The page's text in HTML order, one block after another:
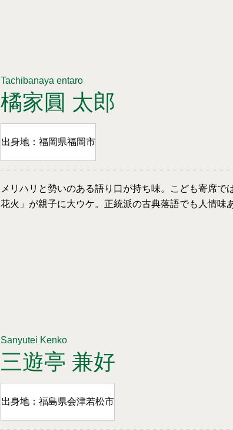
Tachibanaya entaro
橘家圓 太郎
出身地：福岡県福岡市
メリハリと勢いのある語り口が持ち味。こども寄席で
花火」が親子に大ウケ。正統派の古典落語でも人情味
Sanyutei Kenko
三遊亭 兼好
出身地：福島県会津若松市